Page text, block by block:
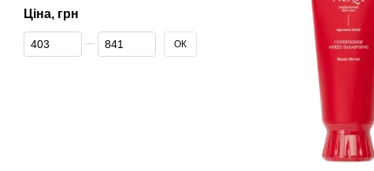
Ціна, грн
Від Ціна, грн
До Ціна, грн ОК